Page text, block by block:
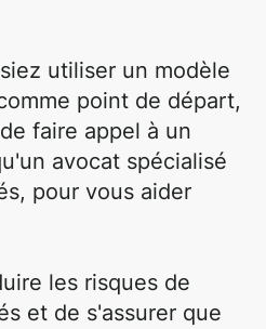
utiliser un modèle
point de départ,
faire appel à un
avocat spécialisé
pour vous aider
les risques de
et de s'assurer que